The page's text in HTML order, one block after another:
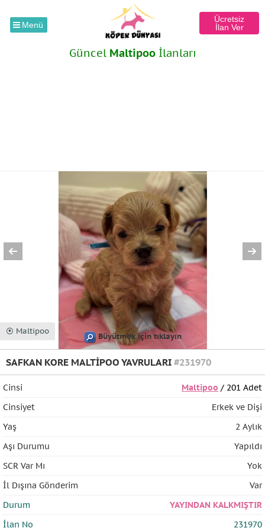
Menü
Ücretsiz
İlan Ver
Güncel Maltipooİlanları
⦿ Maltipoo
Büyütmek için tıklayın
SAFKAN KORE MALTİPOO YAVRULARI #231970
Cinsi Maltipoo / 201 Adet
Cinsiyet
Erkek ve Dişi
Yaş
2 Aylık
Aşı Durumu
Yapıldı
SCR Var Mı
Yok
İl Dışına Gönderim
Var
Durum
YAYINDAN KALKMIŞTIR
İlan No
231970